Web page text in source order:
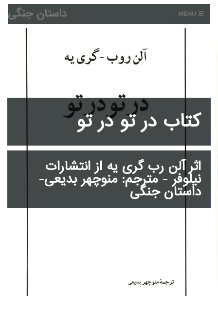
داستان جنگی MENU
کتاب در تو در تو
اثر آلن رب گری یه از انتشارات
نیلوفر - مترجم: منوچهر بدیعی-
داستان جنگی